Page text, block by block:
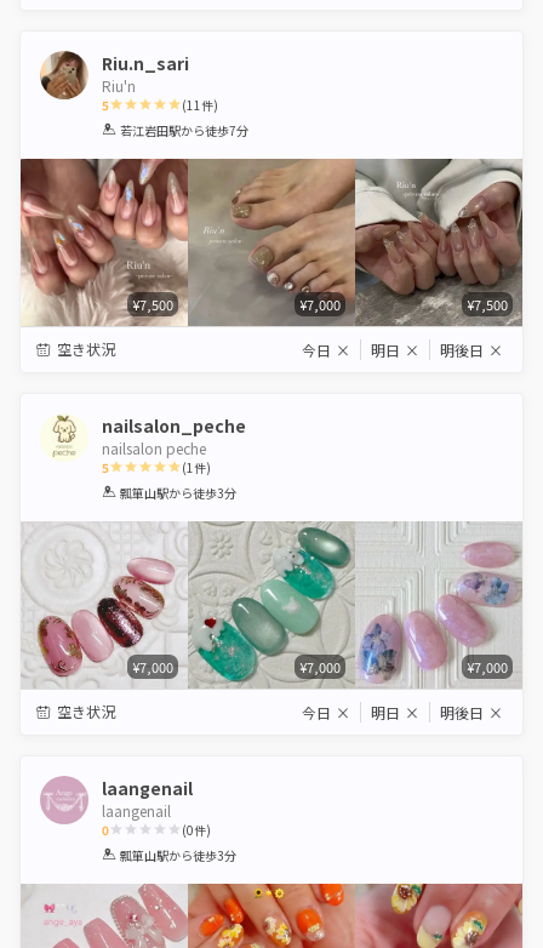
Riu.n_sari
Riu'n
5
1 2 3 4 5
(11件)
若江岩田駅から徒歩7分
¥7,500 ¥7,000 ¥7,500
空き状況 今日 × 明日 × 明後日 ×
nailsalon_peche
nailsalon peche
5
1 2 3 4 5
(1件)
瓢箪山駅から徒歩3分
¥7,000 ¥7,000 ¥7,000
空き状況 今日 × 明日 × 明後日 ×
laangenail
laangenail
0
1 2 3 4 5
(0件)
瓢箪山駅から徒歩3分